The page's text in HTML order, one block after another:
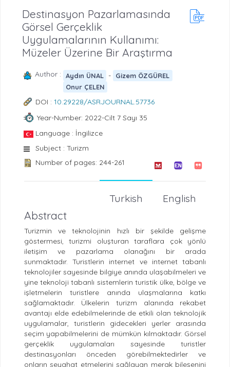
Destinasyon Pazarlamasında
Görsel Gerçeklik
Uygulamalarının Kullanımı:
Müzeler Üzerine Bir Araştırma
Author : Aydın ÜNAL -
Gizem ÖZGÜREL
Onur ÇELEN
DOI : 10.29228/ASRJOURNAL.57736
Year-Number: 2022-Cilt 7 Sayı 35
Language : İngilizce
Subject : Turizm
Number of pages: 244-261
English
Turkish
Abstract
Turizmin ve teknolojinin hızlı bir şekilde gelişme
göstermesi, turizmi oluşturan taraflara çok yönlü
iletişim ve pazarlama olanağını bir arada
sunmaktadır. Turistlerin internet ve internet tabanlı
teknolojiler sayesinde bilgiye anında ulaşabilmeleri ve
yine teknoloji tabanlı sistemlerin turistik ülke, bölge ve
işletmelerin turistlere anında ulaşmalarına katkı
sağlamaktadır. Ülkelerin turizm alanında rekabet
avantajı elde edebilmelerinde de etkili olan teknolojik
uygulamalar, turistlerin gidecekleri yerler arasında
seçim yapabilmelerini de mümkün kılmaktadır. Görsel
gerçeklik uygulamaları sayesinde turistler
destinasyonları önceden görebilmektedirler ve
onların seyahat etmelerini sağlayan merak bileşenini